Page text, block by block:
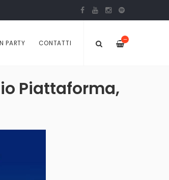
—
PARTY CONTATTI
Piattaforma,